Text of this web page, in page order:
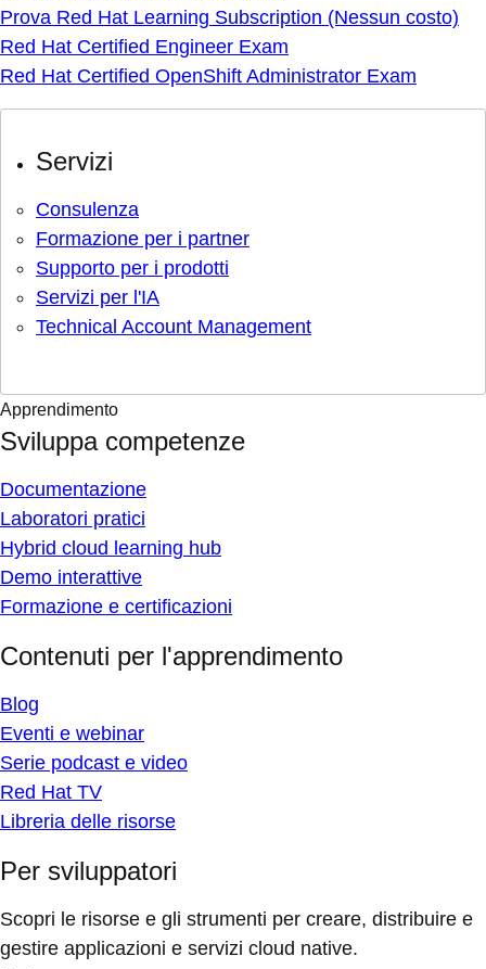
Prova Red Hat Learning Subscription (Nessun costo)
Red Hat Certified Engineer Exam
Red Hat Certified OpenShift Administrator Exam
Servizi
Consulenza
Formazione per i partner
Supporto per i prodotti
Servizi per l'IA
Technical Account Management
Apprendimento
Sviluppa competenze
Documentazione
Laboratori pratici
Hybrid cloud learning hub
Demo interattive
Formazione e certificazioni
Contenuti per l'apprendimento
Blog
Eventi e webinar
Serie podcast e video
Red Hat TV
Libreria delle risorse
Per sviluppatori
Scopri le risorse e gli strumenti per creare, distribuire e
gestire applicazioni e servizi cloud native.